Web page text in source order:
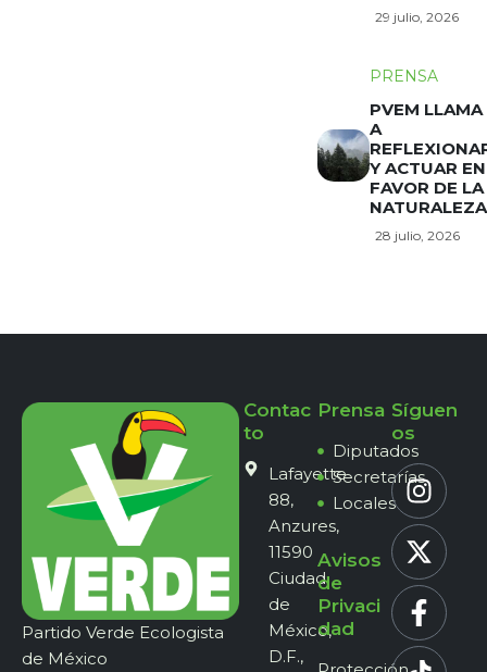
29 julio, 2026
PRENSA
PVEM LLAMA
A
Y ACTUAR EN
FAVOR DE LA
NATURALEZA
28 julio, 2026
Partido Verde Ecologista
de México
Contac
to
Lafayette
88,
Anzures,
11590
Ciudad
de
México,
D.F.,
Prensa
Diputados
Secretarías
Locales
Avisos
de
Privaci
dad
Síguen
os